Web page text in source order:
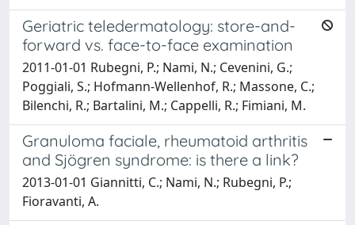
Geriatric teledermatology: store-and-
forward vs. face-to-face examination
2011-01-01 Rubegni, P.; Nami, N.; Cevenini, G.;
Poggiali, S.; Hofmann-Wellenhof, R.; Massone, C.;
Bilenchi, R.; Bartalini, M.; Cappelli, R.; Fimiani, M.
Granuloma faciale, rheumatoid arthritis
and Sjögren syndrome: is there a link?
2013-01-01 Giannitti, C.; Nami, N.; Rubegni, P.;
Fioravanti, A.